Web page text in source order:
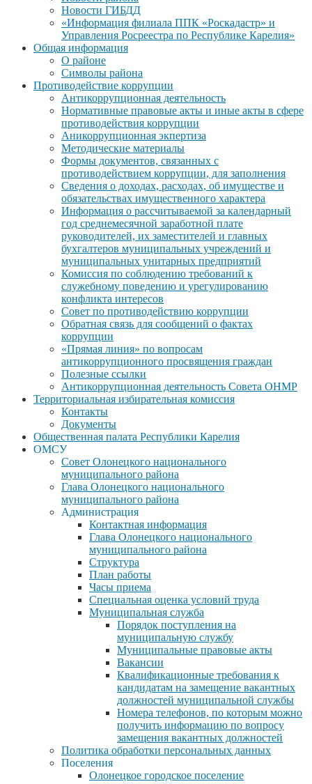
Новости ГИБДД
«Информация филиала ППК «Роскадастр» и
Управления Росреестра по Республике Карелия»
Общая информация
О районе
Символы района
Противодействие коррупции
Антикоррупционная деятельность
Нормативные правовые акты и иные акты в сфере
противодействия коррупции
Аникоррупционная экпертиза
Методические материалы
Формы документов, связанных с
противодействием коррупции, для заполнения
Сведения о доходах, расходах, об имуществе и
обязательствах имущественного характера
Информация о рассчитываемой за календарный
год среднемесячной заработной плате
руководителей, их заместителей и главных
бухгалтеров муниципальных учреждений и
муниципальных унитарных предприятий
Комиссия по соблюдению требований к
служебному поведению и урегулированию
конфликта интересов
Совет по противодействию коррупции
Обратная связь для сообщений о фактах
коррупции
«Прямая линия» по вопросам
антикоррупционного просвящения граждан
Полезные ссылки
Антикоррупционная деятельность Совета ОНМР
Территориальная избирательная комиссия
Контакты
Документы
Общественная палата Республики Карелия
ОМСУ
Совет Олонецкого национального
муниципального района
Глава Олонецкого национального
муниципального района
Администрация
Контактная информация
Глава Олонецкого национального
муниципального района
Структура
План работы
Часы приема
Специальная оценка условий труда
Муниципальная служба
Порядок поступления на
муниципальную службу
Муниципальные правовые акты
Вакансии
Квалификационные требования к
кандидатам на замещение вакантных
должностей муниципальной службы
Номера телефонов, по которым можно
получить информацию по вопросу
замещения вакантных должностей
Политика обработки персональных данных
Поселения
Олонецкое городское поселение